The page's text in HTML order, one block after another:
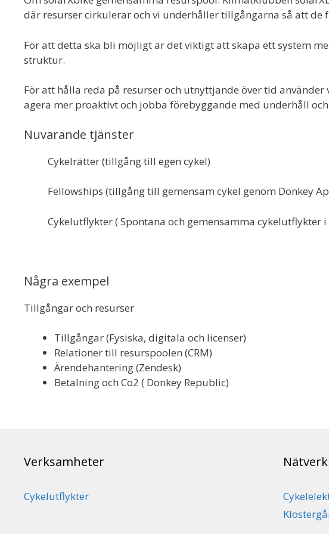
där resurser cirkulerar och vi underhåller tillgångarna så att de
För att detta ska bli möjligt är det viktigt att skapa ett system
struktur.
För att hålla reda på resurser och utnyttjande över tid
agera mer proaktivt och jobba förebyggande med underhåll
Nuvarande tjänster
Cykelrätter (tillgång till egen cykel)
Fellowships (tillgång till gemensam cykel genom Donkey
Cykelutflykter ( Spontana och gemensamma cykelutflykter i
Några exempel
Tillgångar och resurser
Tillgångar (Fysiska, digitala och licenser)
Relationer till resurspoolen (CRM)
Ärendehantering (Zendesk)
Betalning och Co2 ( Donkey Republic)
Verksamheter
Cykelutflykter
Nätverk